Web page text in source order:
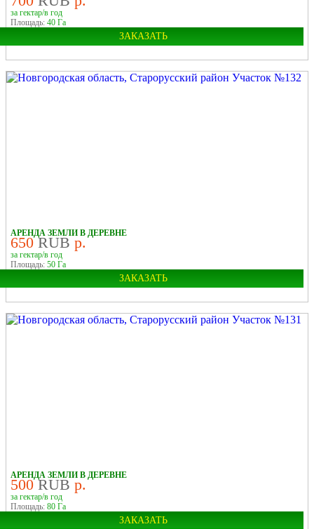
за гектар/в год
Площадь: 40 Га
ЗАКАЗАТЬ
Область:
Новгородская
АРЕНДА ЗЕМЛИ В ДЕРЕВНЕ
650 RUB р.
за гектар/в год
Площадь: 50 Га
ЗАКАЗАТЬ
Область:
Новгородская
АРЕНДА ЗЕМЛИ В ДЕРЕВНЕ
500 RUB р.
за гектар/в год
Площадь: 80 Га
ЗАКАЗАТЬ